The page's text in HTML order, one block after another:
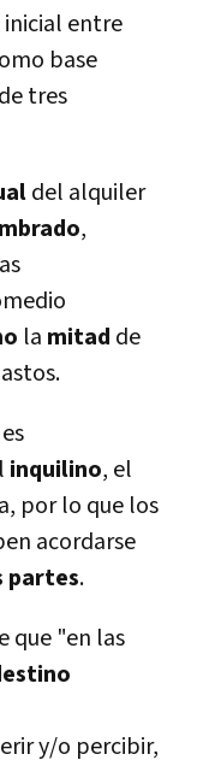
inicial entre
base
de tres
del alquiler
,
la mitad de
inquilino, el
por lo que los
acordarse
partes.
que "en las
y/o percibir,